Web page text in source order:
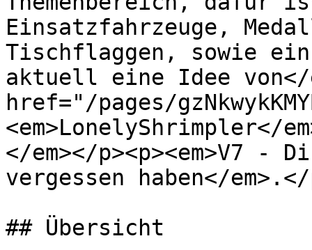
Einsatzfahrzeuge,
Tischflaggen, sowie ein
aktuell eine Idee von</
href="/pages/
<em>LonelyShrimpler</
</em></p><p><em>V7
vergessen haben</
## Übersicht